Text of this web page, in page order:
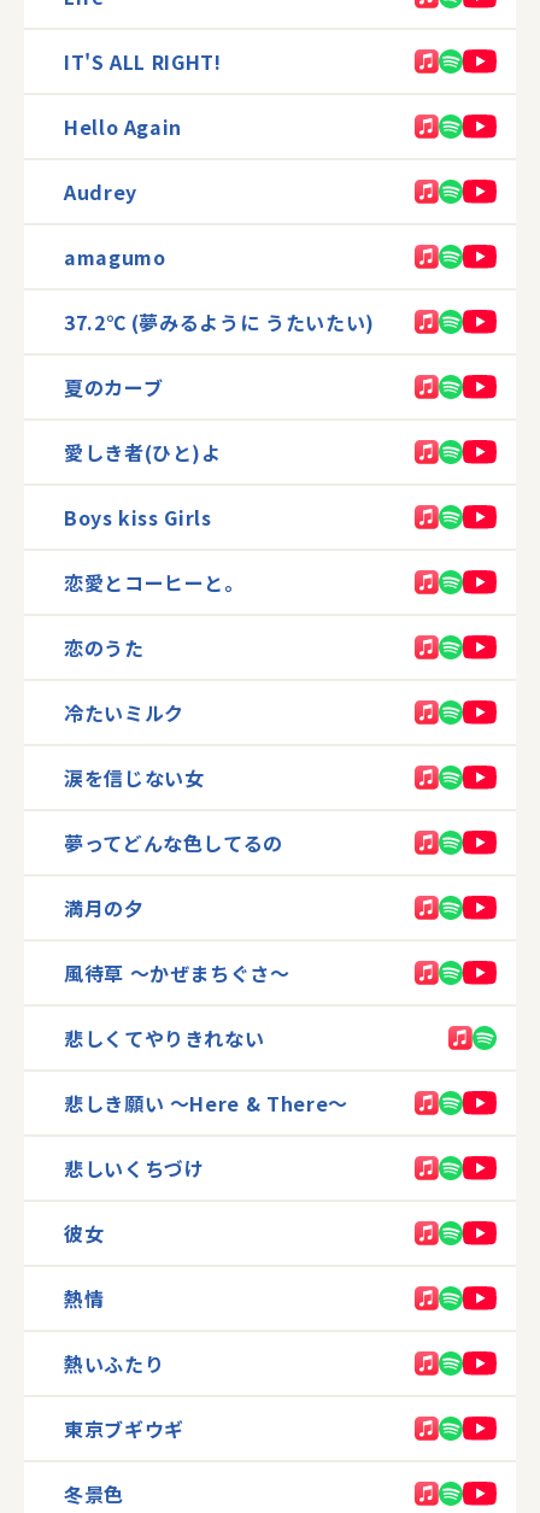
IT'S ALL RIGHT!
Hello Again
Audrey
amagumo
37.2℃ (夢みるように うたいたい)
夏のカーブ
愛しき者(ひと)よ
Boys kiss Girls
恋愛とコーヒーと。
恋のうた
冷たいミルク
涙を信じない女
夢ってどんな色してるの
満月の夕
風待草 〜かぜまちぐさ〜
悲しくてやりきれない
悲しき願い 〜Here & There〜
悲しいくちづけ
彼女
熱情
熱いふたり
東京ブギウギ
冬景色